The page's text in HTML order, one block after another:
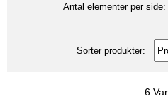
Antal elementer per side:
Sorter produkter:
6